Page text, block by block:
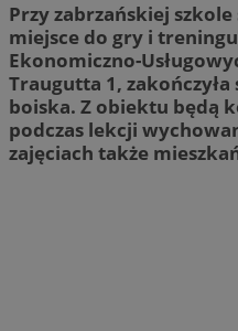
Przy zabrzańskiej
miejsce do gry i
Ekonomiczno-
Traugutta 1,
boiska. Z obiektu będą
podczas lekcji
zajęciach także